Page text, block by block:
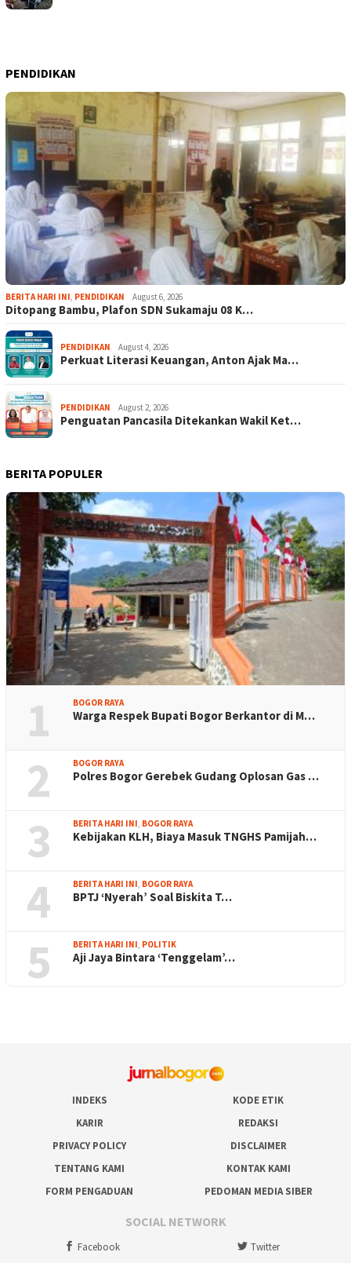
PENDIDIKAN
BERITA HARI INI, PENDIDIKAN August 6, 2026
Ditopang Bambu, Plafon SDN Sukamaju 08 K…
PENDIDIKAN August 4, 2026
Perkuat Literasi Keuangan, Anton Ajak Ma…
PENDIDIKAN August 2, 2026
Penguatan Pancasila Ditekankan Wakil Ket…
BERITA POPULER
1 BOGOR RAYA
Warga Respek Bupati Bogor Berkantor di M…
2 BOGOR RAYA
Polres Bogor Gerebek Gudang Oplosan Gas …
3 BERITA HARI INI BOGOR RAYA
Kebijakan KLH, Biaya Masuk TNGHS Pamijah…
4 BERITA HARI INI BOGOR RAYA
BPTJ ‘Nyerah’ Soal Biskita T…
5 BERITA HARI INI POLITIK
Aji Jaya Bintara ‘Tenggelam’…
INDEKS
KODE ETIK
KARIR
REDAKSI
PRIVACY POLICY
DISCLAIMER
TENTANG KAMI
KONTAK KAMI
FORM PENGADUAN
PEDOMAN MEDIA SIBER
SOCIAL NETWORK
Facebook Twitter